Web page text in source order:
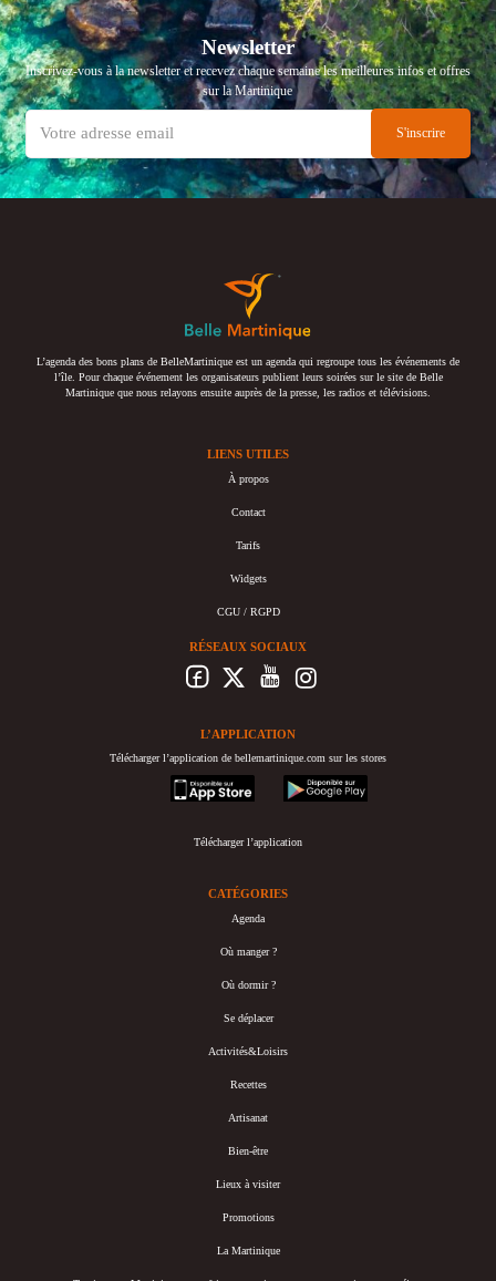
Newsletter
Inscrivez-vous à la newsletter et recevez chaque semaine les meilleures infos et offres
sur la Martinique
L’agenda des bons plans de BelleMartinique est un agenda qui regroupe tous les événements de
l’île. Pour chaque événement les organisateurs publient leurs soirées sur le site de Belle
Martinique que nous relayons ensuite auprès de la presse, les radios et télévisions.
LIENS UTILES
À propos
Contact
Tarifs
Widgets
CGU / RGPD
RÉSEAUX SOCIAUX
L’APPLICATION
Télécharger l’application de bellemartinique.com sur les stores
appstore
googleplay
Télécharger l’application
CATÉGORIES
Agenda
Où manger ?
Où dormir ?
Se déplacer
Activités&Loisirs
Recettes
Artisanat
Bien-être
Lieux à visiter
Promotions
La Martinique